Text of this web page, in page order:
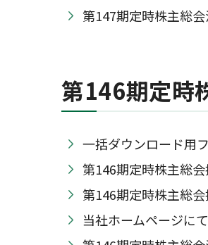
第147期定時株主総
第146期定時
一括ダウンロード用
第146期定時株主総
第146期定時株主総
当社ホームページに